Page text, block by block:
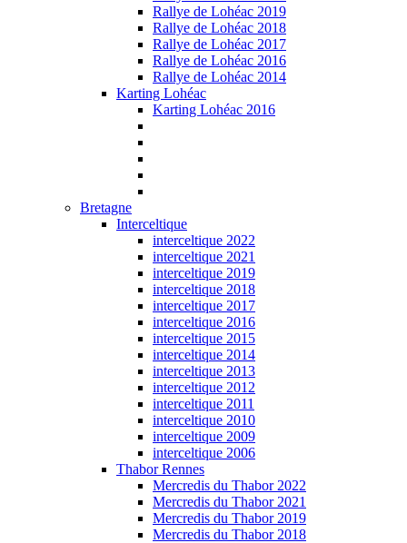
Rallye de Lohéac 2019
Rallye de Lohéac 2018
Rallye de Lohéac 2017
Rallye de Lohéac 2016
Rallye de Lohéac 2014
Karting Lohéac
Karting Lohéac 2016
Bretagne
Interceltique
interceltique 2022
interceltique 2021
interceltique 2019
interceltique 2018
interceltique 2017
interceltique 2016
interceltique 2015
interceltique 2014
interceltique 2013
interceltique 2012
interceltique 2011
interceltique 2010
interceltique 2009
interceltique 2006
Thabor Rennes
Mercredis du Thabor 2022
Mercredis du Thabor 2021
Mercredis du Thabor 2019
Mercredis du Thabor 2018